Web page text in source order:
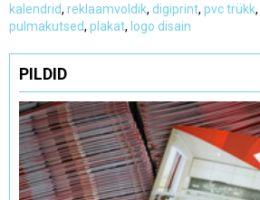
kalendrid, reklaamvoldik, digiprint, pvc trükk,
pulmakutsed, plakat, logo disain
PILDID